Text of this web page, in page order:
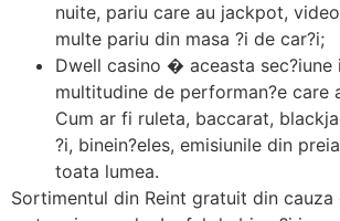
nuite, pariu care au jackpot,
multe pariu din masa ?i de car?i;
Dwell casino � aceasta sec?iune
multitudine de performan?e care
Cum ar fi ruleta, baccarat,
?i, binein?eles, emisiunile din
toata lumea.
Sortimentul din Reint gratuit din cauza